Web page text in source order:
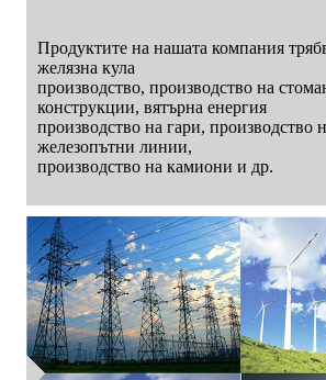
Продуктите на нашата компания
желязна кула
производство, производство на
конструкции, вятърна енергия
производство на гари, производство
железопътни линии,
производство на камиони и др.